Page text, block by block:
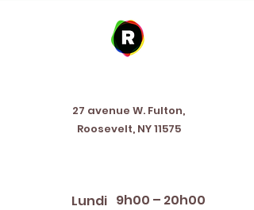
27 avenue W. Fulton,
Roosevelt, NY 11575
Lundi 9h00 – 20h00